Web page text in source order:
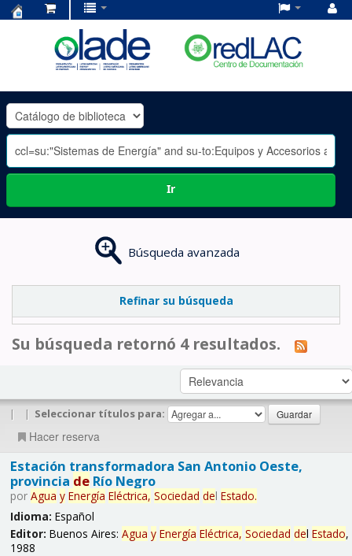
OLADE
-
Ir
Búsqueda avanzada
Refinar su búsqueda
Su búsqueda retornó 4 resultados.
| | Seleccionar títulos para:
Hacer reserva
Estación transformadora San Antonio Oeste,
provincia deRío Negro
por Agua y Energía Eléctrica, Sociedad del Estado.
Idioma: Español
Editor: Buenos Aires: Agua y Energía Eléctrica, Sociedad del Estado,
1988